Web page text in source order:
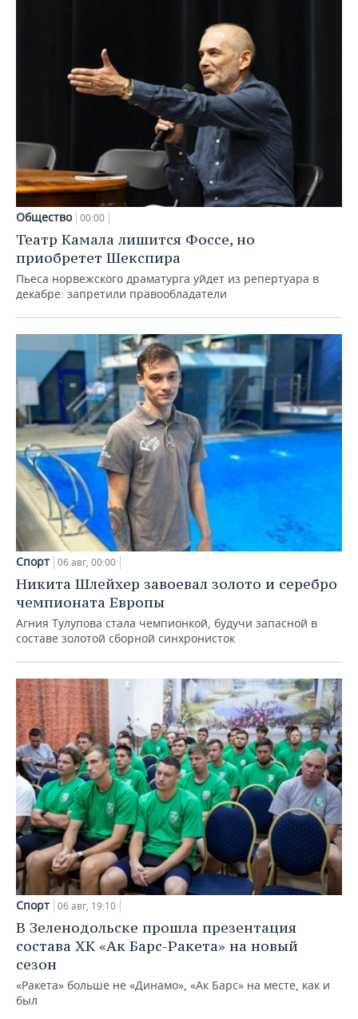
Общество 00:00
Театр Камала лишится Фоссе, но
приобретет Шекспира
Пьеса норвежского драматурга уйдет из репертуара в
декабре: запретили правообладатели
Спорт 06 авг, 00:00
Никита Шлейхер завоевал золото и серебро
чемпионата Европы
Агния Тулупова стала чемпионкой, будучи запасной в
составе золотой сборной синхронисток
Спорт 06 авг, 19:10
В Зеленодольске прошла презентация
состава ХК «Ак Барс-Ракета» на новый
сезон
«Ракета» больше не «Динамо», «Ак Барс» на месте, как и
был